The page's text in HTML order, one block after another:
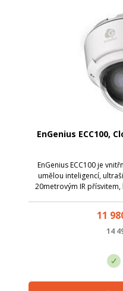
EnGenius ECC100,
EnGenius ECC100 je
umělou inteligencí,
20metrovým IR
11
14